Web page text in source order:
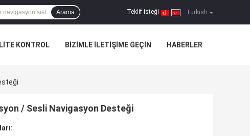
Turkish
Teklif isteği |
Arama
KONTROL BIZIMLE ILETIŞIME GEÇIN HABERLER
/ Sesli Navigasyon Desteği